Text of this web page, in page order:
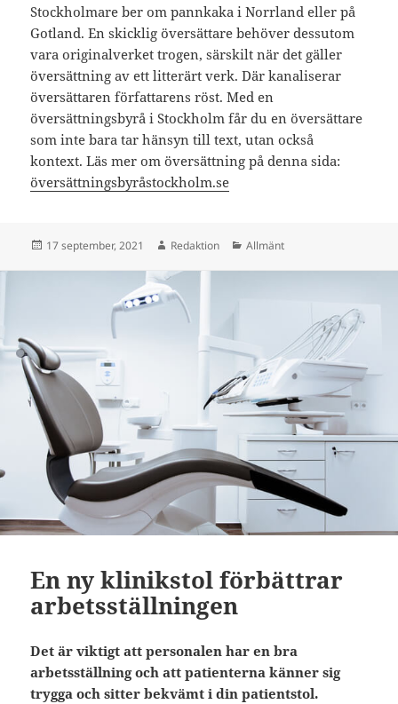
Stockholmare ber om pannkaka i Norrland eller på
Gotland. En skicklig översättare behöver dessutom
vara originalverket trogen, särskilt när det gäller
översättning av ett litterärt verk. Där kanaliserar
översättaren författarens röst. Med en
översättningsbyrå i Stockholm får du en översättare
som inte bara tar hänsyn till text, utan också
kontext. Läs mer om översättning på denna sida:
översättningsbyråstockholm.se
Postat
17 september, 2021 Författare
Redaktion Kategorier
Allmänt
En ny klinikstol förbättrar
arbetsställningen
Det är viktigt att personalen har en bra
arbetsställning och att patienterna känner sig
trygga och sitter bekvämt i din patientstol.